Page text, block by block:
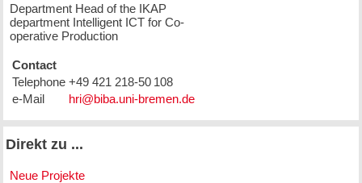
Department Head of the IKAP
department Intelligent ICT for Co-
operative Production
Contact
Telephone +49 421 218-50 108
e-Mail
Direkt zu ...
Neue Projekte